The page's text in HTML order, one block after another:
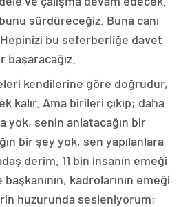
sürdüreceğiz. Buna canı
bu seferberliğe davet
kendilerine göre doğrudur,
kalır. Ama birileri çıkıp; daha
yok, senin anlatacağın bir
bir şey yok, sen yapılanlara
derim. 11 bin insanın emeği
kadrolarının emeği
huzurunda sesleniyorum;